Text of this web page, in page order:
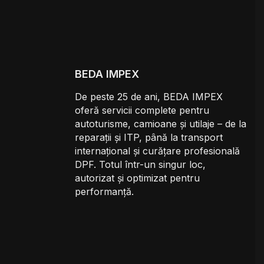
BEDA IMPEX
De peste 25 de ani, BEDA IMPEX
oferă servicii complete pentru
autoturisme, camioane și utilaje – de la
reparații și ITP, până la transport
internațional și curățare profesională
DPF. Totul într-un singur loc,
autorizat și optimizat pentru
performanță.